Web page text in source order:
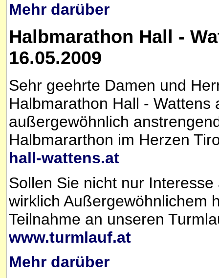
Mehr darüber
Halbmarathon Hall -
16.05.2009
Sehr geehrte Damen und
Halbmarathon Hall -
außergewöhnlich
Halbmararthon im Herzen
hall-wattens.at
Sollen Sie nicht nur
wirklich Außergewöhnlichem
Teilnahme an unseren
www.turmlauf.at
Mehr darüber